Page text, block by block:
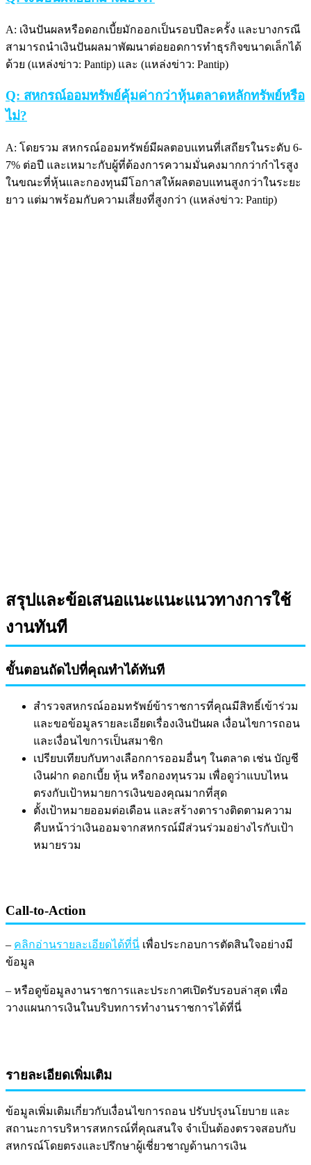
A: เงินปันผลหรือดอกเบี้ยมักออกเป็นรอบปีละครั้ง และบางกรณี
สามารถนำเงินปันผลมาพัฒนาต่อยอดการทำธุรกิจขนาดเล็กได้
ด้วย (แหล่งข่าว: Pantip) และ (แหล่งข่าว: Pantip)
Q: สหกรณ์ออมทรัพย์คุ้มค่ากว่าหุ้นตลาดหลักทรัพย์หรือ
ไม่?
A: โดยรวม สหกรณ์ออมทรัพย์มีผลตอบแทนที่เสถียรในระดับ 6-
7% ต่อปี และเหมาะกับผู้ที่ต้องการความมั่นคงมากกว่ากำไรสูง
ในขณะที่หุ้นและกองทุนมีโอกาสให้ผลตอบแทนสูงกว่าในระยะ
ยาว แต่มาพร้อมกับความเสี่ยงที่สูงกว่า (แหล่งข่าว: Pantip)
สรุปและข้อเสนอแนะแนะแนวทางการใช้
งานทันที
ขั้นตอนถัดไปที่คุณทำได้ทันที
สำรวจสหกรณ์ออมทรัพย์ข้าราชการที่คุณมีสิทธิ์เข้าร่วม
และขอข้อมูลรายละเอียดเรื่องเงินปันผล เงื่อนไขการถอน
และเงื่อนไขการเป็นสมาชิก
เปรียบเทียบกับทางเลือกการออมอื่นๆ ในตลาด เช่น บัญชี
เงินฝาก ดอกเบี้ย หุ้น หรือกองทุนรวม เพื่อดูว่าแบบไหน
ตรงกับเป้าหมายการเงินของคุณมากที่สุด
ตั้งเป้าหมายออมต่อเดือน และสร้างตารางติดตามความ
คืบหน้าว่าเงินออมจากสหกรณ์มีส่วนร่วมอย่างไรกับเป้า
หมายรวม
Call-to-Action
– คลิกอ่านรายละเอียดได้ที่นี่ เพื่อประกอบการตัดสินใจอย่างมี
ข้อมูล
– หรือดูข้อมูลงานราชการและประกาศเปิดรับรอบล่าสุด เพื่อ
วางแผนการเงินในบริบทการทำงานราชการได้ที่นี่
รายละเอียดเพิ่มเติม
ข้อมูลเพิ่มเติมเกี่ยวกับเงื่อนไขการถอน ปรับปรุงนโยบาย และ
สถานะการบริหารสหกรณ์ที่คุณสนใจ จำเป็นต้องตรวจสอบกับ
สหกรณ์โดยตรงและปรึกษาผู้เชี่ยวชาญด้านการเงิน